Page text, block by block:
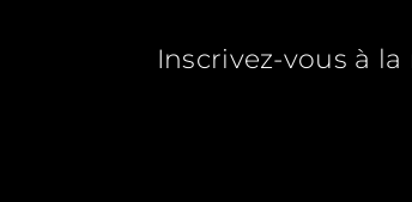
Inscrivez-vous à